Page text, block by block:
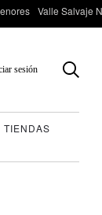
Valle Salvaje
sesión
TIENDAS